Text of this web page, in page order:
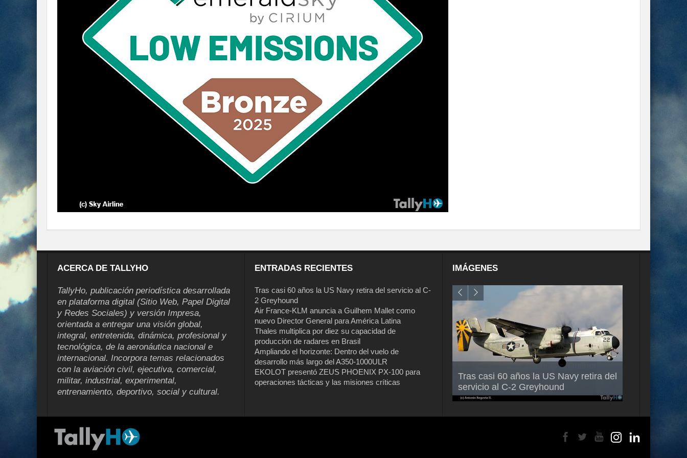
ACERCA DE TALLYHO
TallyHo, publicación periodística desarrollada
en plataforma digital (Sitio Web, Papel Digital
y Redes Sociales) y versión Impresa,
orientada a entregar una visión global,
integral, entretenida, dinámica, profesional y
tecnológica, de la aeronáutica nacional e
internacional. Incorpora temas relacionados
con la aviación civil, ejecutiva, comercial,
militar, industrial, experimental,
entrenamiento, deportivo, social y cultural.
ENTRADAS RECIENTES
Tras casi 60 años la US Navy retira del servicio al C-
2 Greyhound
Air France-KLM anuncia a Guilhem Mallet como
nuevo Director General para América Latina
Thales multiplica por diez su capacidad de
producción de radares en Brasil
Ampliando el horizonte: Dentro del vuelo de
desarrollo más largo del A350-1000ULR
EKOLOT presentó ZEUS PHOENIX PX-100 para
operaciones tácticas y las misiones críticas
IMÁGENES
Tras casi 60 años la US Navy retira del
servicio al C-2 Greyhound
Air France-KLM anuncia a Guilhem
Mallet como nuevo Director General
para América Latina